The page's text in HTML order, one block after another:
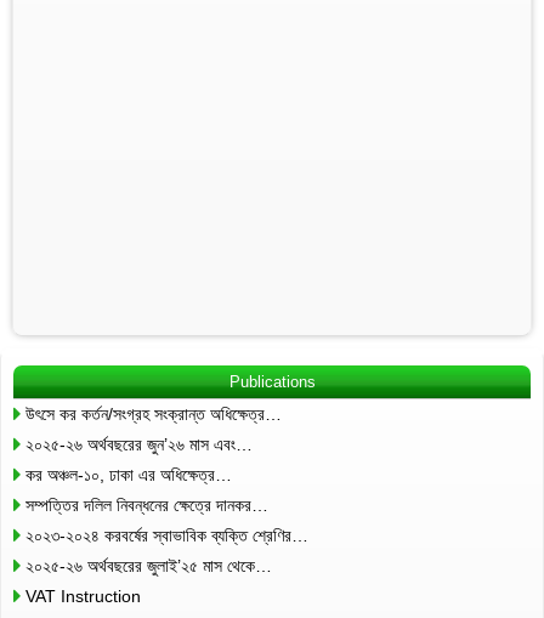
Publications
উৎসে কর কর্তন/সংগ্রহ সংক্রান্ত অধিক্ষেত্র…
২০২৫-২৬ অর্থবছরের জুন’২৬ মাস এবং…
কর অঞ্চল-১০, ঢাকা এর অধিক্ষেত্র…
সম্পত্তির দলিল নিবন্ধনের ক্ষেত্রে দানকর…
২০২৩-২০২৪ করবর্ষের স্বাভাবিক ব্যক্তি শ্রেণির…
২০২৫-২৬ অর্থবছরের জুলাই’২৫ মাস থেকে…
VAT Instruction